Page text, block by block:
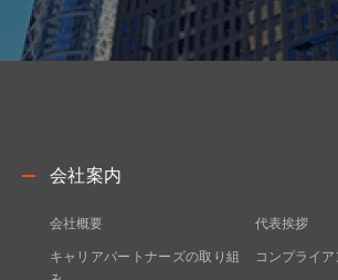
会社案内
会社概要 代表挨拶
キャリアパートナーズの取り組
コンプライ